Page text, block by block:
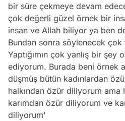
bir süre çekmeye devam
çok değerli güzel örnek bir
insan ve Allah biliyor ya ben
Bundan sonra söylenecek
Yaptığımın çok yanlış bir şey
ediyorum. Burada beni örnek
düşmüş bütün kadınlardan
halkından özür diliyorum ama
karımdan özür diliyorum ve
diliyorum'